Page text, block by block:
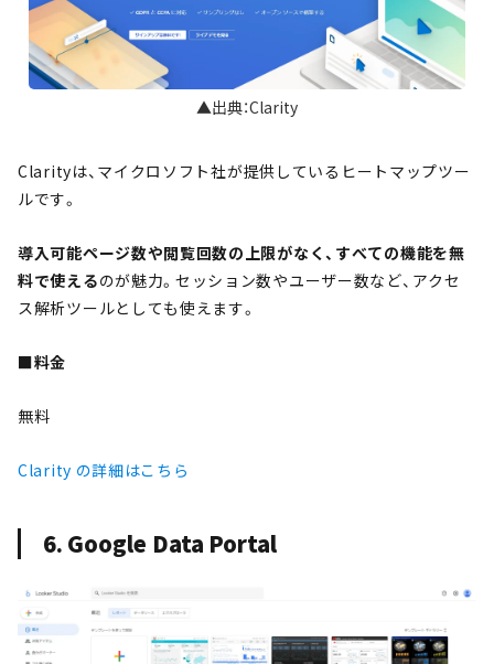
▲出典：Clarity
Clarityは、マイクロソフト社が提供しているヒートマップツー
ルです。
導入可能ページ数や閲覧回数の上限がなく、すべての機能を無
料で使えるのが魅力。セッション数やユーザー数など、アクセ
ス解析ツールとしても使えます。
■料金
無料
Clarity の詳細はこちら
6. Google Data Portal